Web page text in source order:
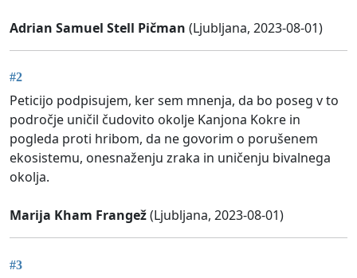
Adrian Samuel Stell Pičman (Ljubljana, 2023-08-01)
#2
Peticijo podpisujem, ker sem mnenja, da bo poseg v to
področje uničil čudovito okolje Kanjona Kokre in
pogleda proti hribom, da ne govorim o porušenem
ekosistemu, onesnaženju zraka in uničenju bivalnega
okolja.
Marija Kham Frangež(Ljubljana, 2023-08-01)
#3